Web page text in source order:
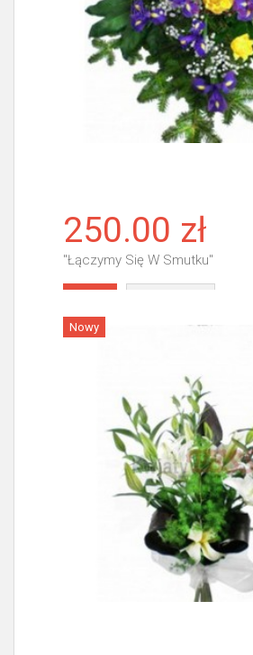
250.00 zł
"Łączymy Się W Smutku"
Nowy